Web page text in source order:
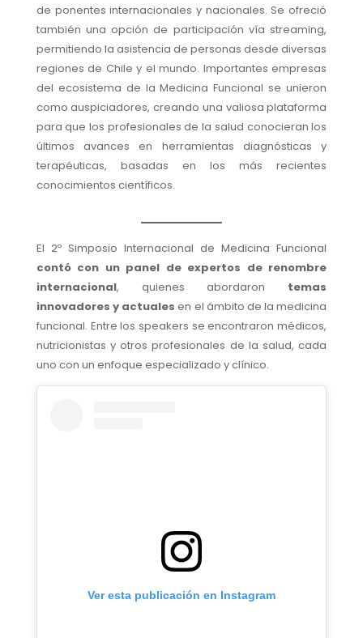
de ponentes internacionales y nacionales. Se ofreció
también una opción de participación vía streaming,
permitiendo la asistencia de personas desde diversas
regiones de Chile y el mundo. Importantes empresas
del ecosistema de la Medicina Funcional se unieron
como auspiciadores, creando una valiosa plataforma
para que los profesionales de la salud conocieran los
últimos avances en herramientas diagnósticas y
terapéuticas, basadas en los más recientes
conocimientos científicos.
El 2º Simposio Internacional de Medicina Funcional
contó con un panel de expertos de renombre
internacional, quienes abordaron temas
innovadores y actuales en el ámbito de la medicina
funcional. Entre los speakers se encontraron médicos,
nutricionistas y otros profesionales de la salud, cada
uno con un enfoque especializado y clínico.
Ver esta publicación en Instagram